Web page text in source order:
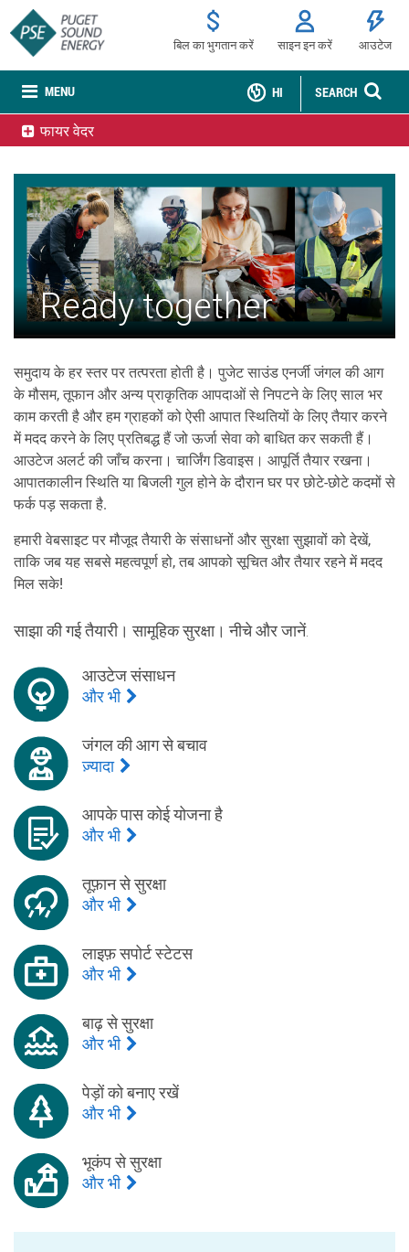
MENU
बिल का भुगतान करें साइन इन करें आउटेज
SEARCH
HI
फायर वेदर
Ready together
समुदाय के हर स्तर पर तत्परता होती है। पुजेट साउंड एनर्जी जंगल की आग
के मौसम, तूफान और अन्य प्राकृतिक आपदाओं से निपटने के लिए साल भर
काम करती है और हम ग्राहकों को ऐसी आपात स्थितियों के लिए तैयार करने
में मदद करने के लिए प्रतिबद्ध हैं जो ऊर्जा सेवा को बाधित कर सकती हैं।
आउटेज अलर्ट की जाँच करना। चार्जिंग डिवाइस। आपूर्ति तैयार रखना।
आपातकालीन स्थिति या बिजली गुल होने के दौरान घर पर छोटे-छोटे कदमों से
फर्क पड़ सकता है.
हमारी वेबसाइट पर मौजूद तैयारी के संसाधनों और सुरक्षा सुझावों को देखें,
ताकि जब यह सबसे महत्वपूर्ण हो, तब आपको सूचित और तैयार रहने में मदद
मिल सके!
साझा की गई तैयारी। सामूहिक सुरक्षा। नीचे और जानें.
आउटेज संसाधन
और भी
जंगल की आग से बचाव
ज़्यादा
आपके पास कोई योजना है
और भी
तूफ़ान से सुरक्षा
और भी
लाइफ़ सपोर्ट स्टेटस
और भी
बाढ़ से सुरक्षा
और भी
पेड़ों को बनाए रखें
और भी
भूकंप से सुरक्षा
और भी